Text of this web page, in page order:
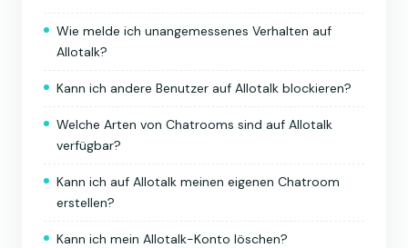
Wie melde ich unangemessenes Verhalten auf
Allotalk?
Kann ich andere Benutzer auf Allotalk blockieren?
Welche Arten von Chatrooms sind auf Allotalk
verfügbar?
Kann ich auf Allotalk meinen eigenen Chatroom
erstellen?
Kann ich mein Allotalk-Konto löschen?